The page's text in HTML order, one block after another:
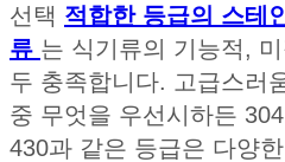
선택 적합한 등급의 스테
류 는 식기류의 기능적,
두 충족합니다. 고급스러
중 무엇을 우선시하든
430과 같은 등급은 다양